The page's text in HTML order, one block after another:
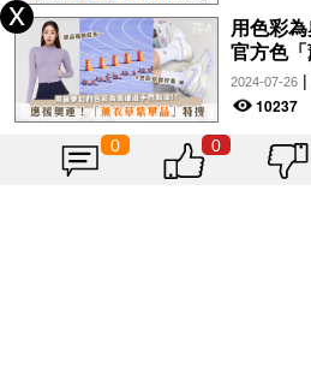
用色彩
官方色
你從頭到
2024-07-26|
10237
0 0